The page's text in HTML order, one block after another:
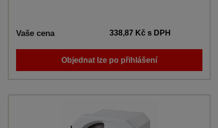
Vaše cena 338,87 Kčs DPH
Objednat lze po přihlášení